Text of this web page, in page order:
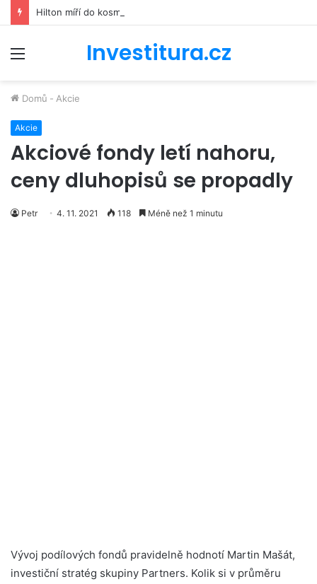
Investitura.cz
Domů - Akcie
Akcie
Akciové fondy letí nahoru,
ceny dluhopisů se propadly
Petr 4. 11. 2021 118 Méně než 1 minutu
Vývoj podílových fondů pravidelně hodnotí Martin Mašát,
investiční stratég skupiny Partners. Kolik si v průměru